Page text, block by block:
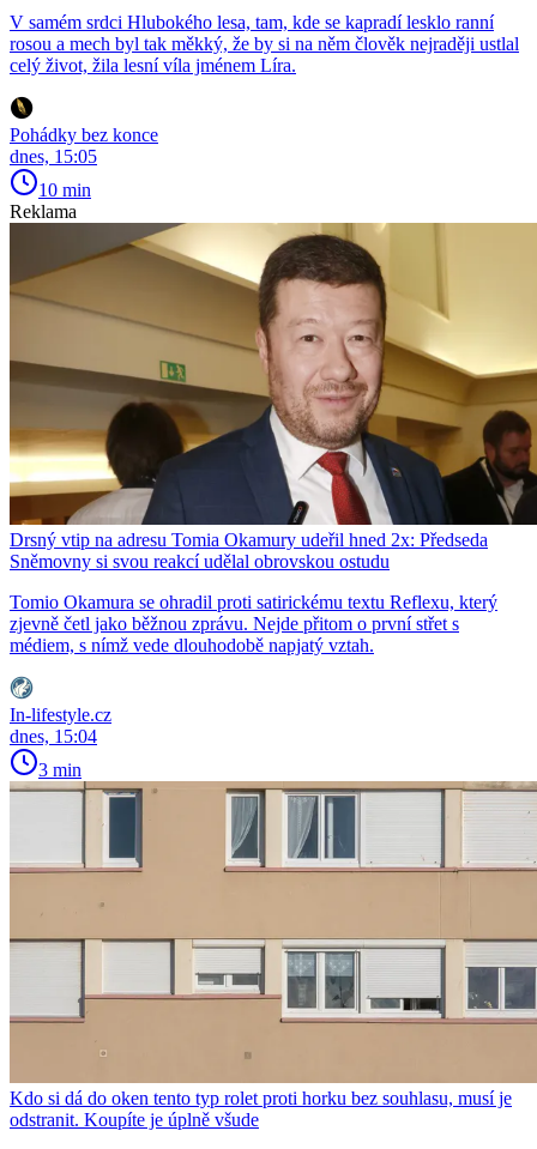
V samém srdci Hlubokého lesa, tam, kde se kapradí lesklo ranní
rosou a mech byl tak měkký, že by si na něm člověk nejraději ustlal
celý život, žila lesní víla jménem Líra.
Pohádky bez konce
dnes, 15:05
10 min
Reklama
Drsný vtip na adresu Tomia Okamury udeřil hned 2x: Předseda
Sněmovny si svou reakcí udělal obrovskou ostudu
Tomio Okamura se ohradil proti satirickému textu Reflexu, který
zjevně četl jako běžnou zprávu. Nejde přitom o první střet s
médiem, s nímž vede dlouhodobě napjatý vztah.
In-lifestyle.cz
dnes, 15:04
3 min
Kdo si dá do oken tento typ rolet proti horku bez souhlasu, musí je
odstranit. Koupíte je úplně všude